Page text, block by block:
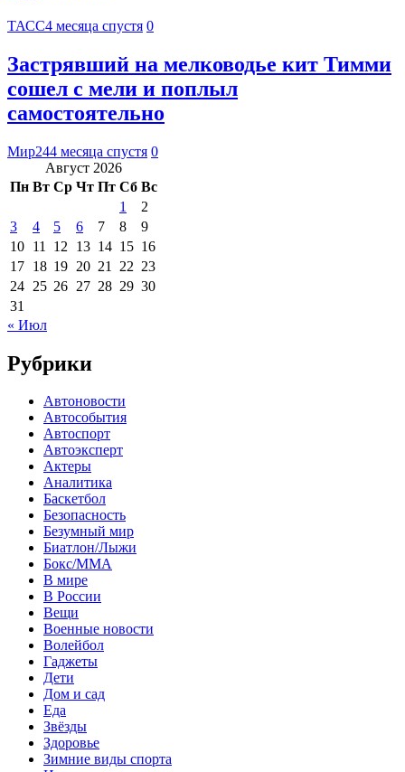
ТАСС4 месяца спустя 0
Застрявший на мелководье кит Тимми
сошел с мели и поплыл
самостоятельно
Мир244 месяца спустя 0
Август 2026
Пн Вт Ср Чт Пт Сб Вс
1
2
3
4 5 6 7 8
9
10 11 12 13 14 15 16
17 18 19 20 21 22 23
24 25 26 27 28 29 30
31
« Июл
Рубрики
Автоновости
Автособытия
Автоспорт
Автоэксперт
Актеры
Аналитика
Баскетбол
Безопасность
Безумный мир
Биатлон/Лыжи
Бокс/MMA
В мире
В России
Вещи
Военные новости
Волейбол
Гаджеты
Дети
Дом и сад
Еда
Звёзды
Здоровье
Зимние виды спорта